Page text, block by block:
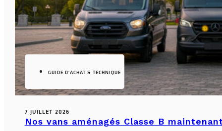
GUIDE D'ACHAT & TECHNIQUE
7 JUILLET 2026
Nos vans aménagés Classe B